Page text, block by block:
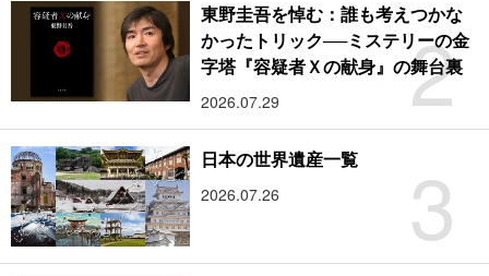
2
東野圭吾を悼む：誰も考えつかな
かったトリック──ミステリーの金
字塔『容疑者Ｘの献身』の舞台裏
2026.07.29
3
日本の世界遺産一覧
2026.07.26